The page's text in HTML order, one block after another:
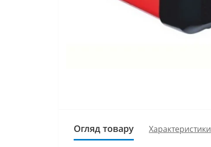
Огляд товару Характеристики